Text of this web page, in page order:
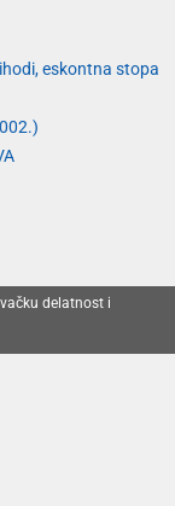
eskontna stopa
delatnost i